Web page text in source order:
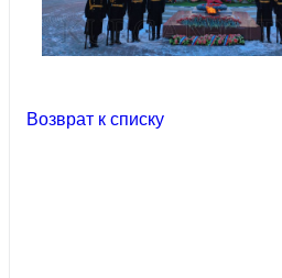
Возврат к списку